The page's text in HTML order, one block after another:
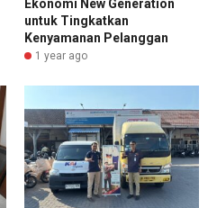
Ekonomi New Generation
untuk Tingkatkan
Kenyamanan Pelanggan
1 year ago